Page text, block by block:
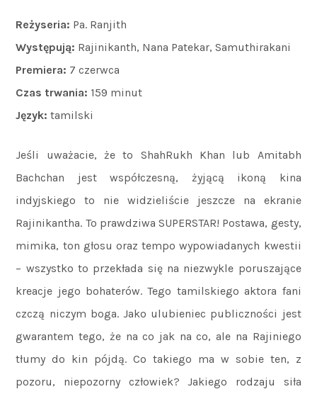
Reżyseria: Pa. Ranjith
Występują: Rajinikanth, Nana Patekar, Samuthirakani
Premiera: 7 czerwca
Czas trwania: 159 minut
Język: tamilski
Jeśli uważacie, że to ShahRukh Khan lub Amitabh
Bachchan jest współczesną, żyjącą ikoną kina
indyjskiego to nie widzieliście jeszcze na ekranie
Rajinikantha. To prawdziwa SUPERSTAR! Postawa, gesty,
mimika, ton głosu oraz tempo wypowiadanych kwestii
– wszystko to przekłada się na niezwykle poruszające
kreacje jego bohaterów. Tego tamilskiego aktora fani
czczą niczym boga. Jako ulubieniec publiczności jest
gwarantem tego, że na co jak na co, ale na Rajiniego
tłumy do kin pójdą. Co takiego ma w sobie ten, z
pozoru, niepozorny człowiek? Jakiego rodzaju siła